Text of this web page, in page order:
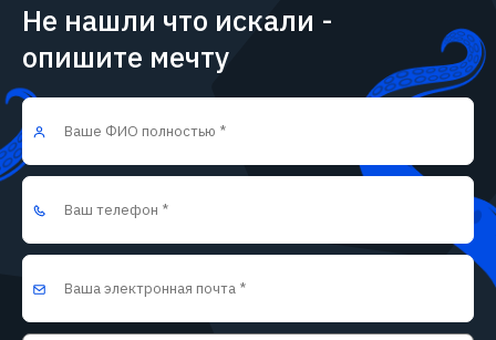
Не нашли что искали -
опишите мечту